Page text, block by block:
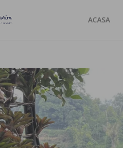
ACASA